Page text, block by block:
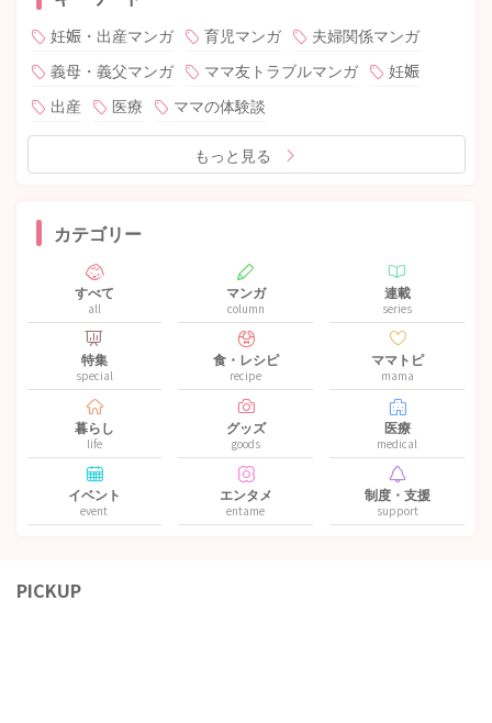
妊娠・出産マンガ 育児マンガ
夫婦関係マンガ
義母・義父マンガ
ママ友トラブルマンガ
妊娠
出産
医療 ママの体験談
もっと見る
カテゴリー
すべて
all
マンガ
column
連載
series
特集
special
食・レシピ
recipe
ママトピ
mama
暮らし
life
グッズ
goods
医療
medical
イベント
event
エンタメ
entame
制度・支援
support
PICKUP